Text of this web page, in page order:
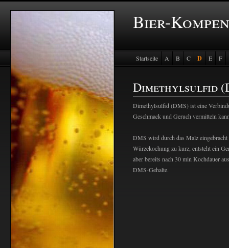
Bier-
Startseite A B C D E
F
Dimethylsulfid
Dimethylsulfid (DMS) ist eine
Geschmack und Geruch vermitteln
DMS wird durch das Malz eingebracht
Würzekochung zu kurz, entsteht ein
aber bereits nach 30 min Kochdauer
DMS-Gehalte.